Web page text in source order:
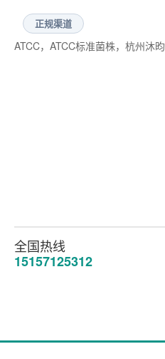
正规渠道
ATCC，ATCC标准菌株，杭州沐
全国热线
15157125312